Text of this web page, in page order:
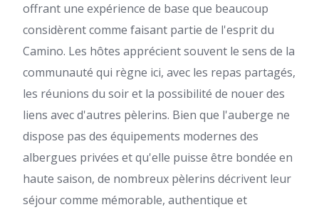
offrant une expérience de base que beaucoup
considèrent comme faisant partie de l'esprit du
Camino. Les hôtes apprécient souvent le sens de la
communauté qui règne ici, avec les repas partagés,
les réunions du soir et la possibilité de nouer des
liens avec d'autres pèlerins. Bien que l'auberge ne
dispose pas des équipements modernes des
albergues privées et qu'elle puisse être bondée en
haute saison, de nombreux pèlerins décrivent leur
séjour comme mémorable, authentique et